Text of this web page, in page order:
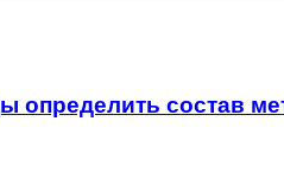
определить состав